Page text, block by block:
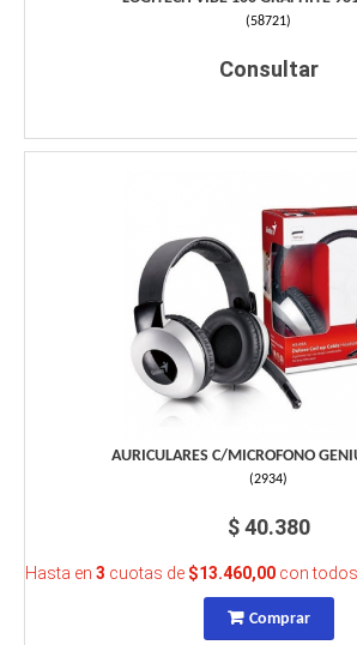
(58721)
Consultar
AURICULARES C/MICROFONO
(2934)
$ 40.380
Hasta en 3 cuotas de $13.460,00 con
Comprar